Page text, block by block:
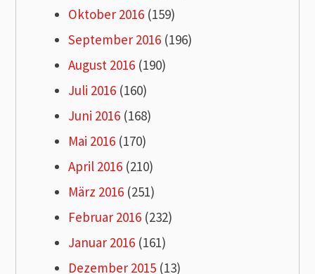
Oktober 2016 (159)
September 2016 (196)
August 2016 (190)
Juli 2016 (160)
Juni 2016 (168)
Mai 2016 (170)
April 2016 (210)
März 2016 (251)
Februar 2016 (232)
Januar 2016 (161)
Dezember 2015 (13)